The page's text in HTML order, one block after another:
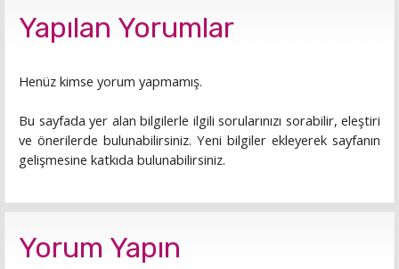
Yapılan Yorumlar
Henüz kimse yorum yapmamış.
Bu sayfada yer alan bilgilerle ilgili sorularınızı sorabilir, eleştiri
ve önerilerde bulunabilirsiniz. Yeni bilgiler ekleyerek sayfanın
gelişmesine katkıda bulunabilirsiniz.
Yorum Yapın